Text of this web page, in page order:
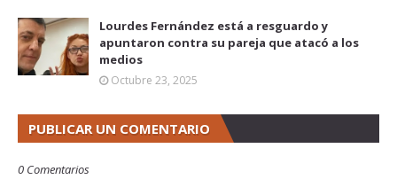
Lourdes Fernández está a resguardo y
apuntaron contra su pareja que atacó a los
medios
Octubre 23, 2025
PUBLICAR UN COMENTARIO
0 Comentarios